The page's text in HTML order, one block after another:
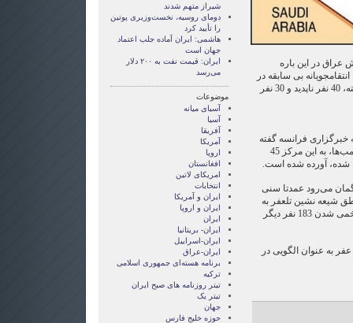
در این باره
بی ‌سابقه در
روز سه شنبه به ضرب گلوله کشته، 40 نفر ناپدید و 30 نفر
خبرگزاری فرانسه گفته
است که بلافاصله پس از انفجار بمب‌ها، به این مرکز 45
شده، آورده شده است.
گمان می‌رود عمدتا سنی
شیعه نشین تلعفر به
کشته شدن دست کم 85 نفر و زخمی شدن 183 نفر دیگر
مارس 2006 از تل عفر به عنوان الگویی در
شیراز متهم شدند
دومای روسیه، نخست‌وزیری پوتین
را تأیید کرد
هاشمی: ایران آماده جلب اعتماد
جهان است
ایران: قیمت نفت به ۲۰۰ دلار
می‌رسد
موضوعات
آسيای ميانه
آسیا
آفریقا
آمریکا
اروپا
افغانستان
امریکای لاتین
انتخابات
ايران و آمريکا
ايران و اروپا
ایران
ایران- بریتانیا
ایران-اسراییل
ایران-عراق
برنامه هسته‌ای جمهوری اسلامی
ترکیه
تیتر روزنامه های صبح ایران
تیتر یک
جهان
حوزه خلیج فارس